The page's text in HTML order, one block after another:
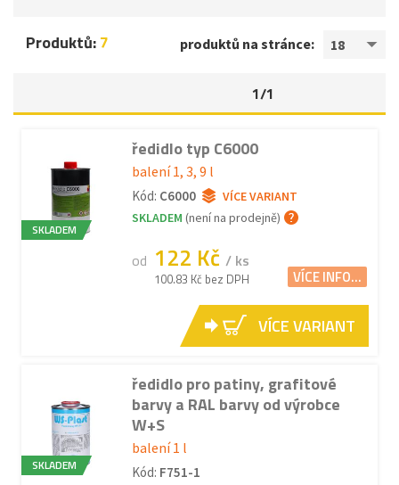
produktů na stránce: 18
Produktů:7
1/1
SKLADEM
ředidlo typ C6000
balení 1, 3, 9 l
Kód: C6000
VÍCE VARIANT
SKLADEM (není na prodejně)
od 122 Kč / ks
100.83 Kč bez DPH VÍCE INFO...
VÍCE VARIANT
SKLADEM
ředidlo pro patiny, grafitové
barvy a RAL barvy od výrobce
W+S
balení 1 l
Kód: F751-1